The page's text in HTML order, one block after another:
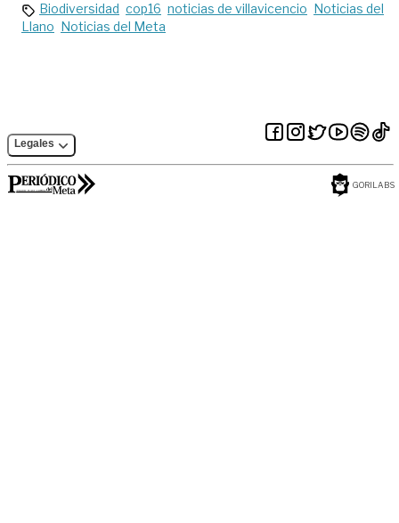
Biodiversidad cop16 noticias de villavicencio Noticias del
Llano Noticias del Meta
Legales
GORILABS